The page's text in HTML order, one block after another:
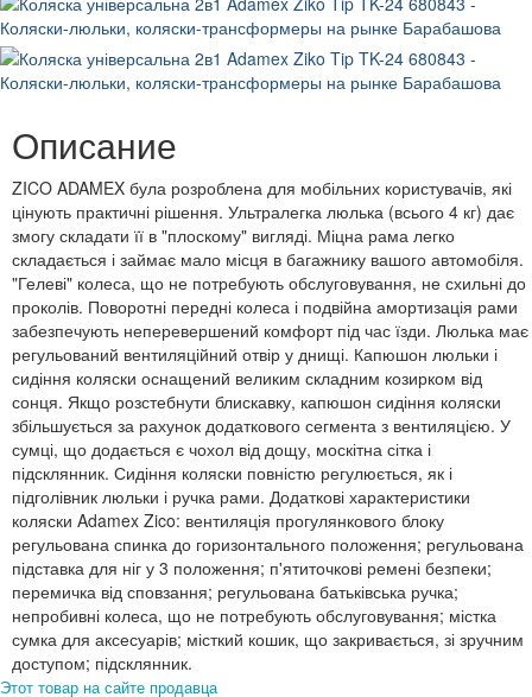
Описание
ZICO ADAMEX була розроблена для мобільних користувачів, які
цінують практичні рішення. Ультралегка люлька (всього 4 кг) дає
змогу складати її в "плоскому" вигляді. Міцна рама легко
складається і займає мало місця в багажнику вашого автомобіля.
"Гелеві" колеса, що не потребують обслуговування, не схильні до
проколів. Поворотні передні колеса і подвійна амортизація рами
забезпечують неперевершений комфорт під час їзди. Люлька має
регульований вентиляційний отвір у днищі. Капюшон люльки і
сидіння коляски оснащений великим складним козирком від
сонця. Якщо розстебнути блискавку, капюшон сидіння коляски
збільшується за рахунок додаткового сегмента з вентиляцією. У
сумці, що додається є чохол від дощу, москітна сітка і
підсклянник. Сидіння коляски повністю регулюється, як і
підголівник люльки і ручка рами. Додаткові характеристики
коляски Adamex Zico: вентиляція прогулянкового блоку
регульована спинка до горизонтального положення; регульована
підставка для ніг у 3 положення; п'ятиточкові ремені безпеки;
перемичка від сповзання; регульована батьківська ручка;
непробивні колеса, що не потребують обслуговування; містка
сумка для аксесуарів; місткий кошик, що закривається, зі зручним
доступом; підсклянник.
Этот товар на сайте продавца